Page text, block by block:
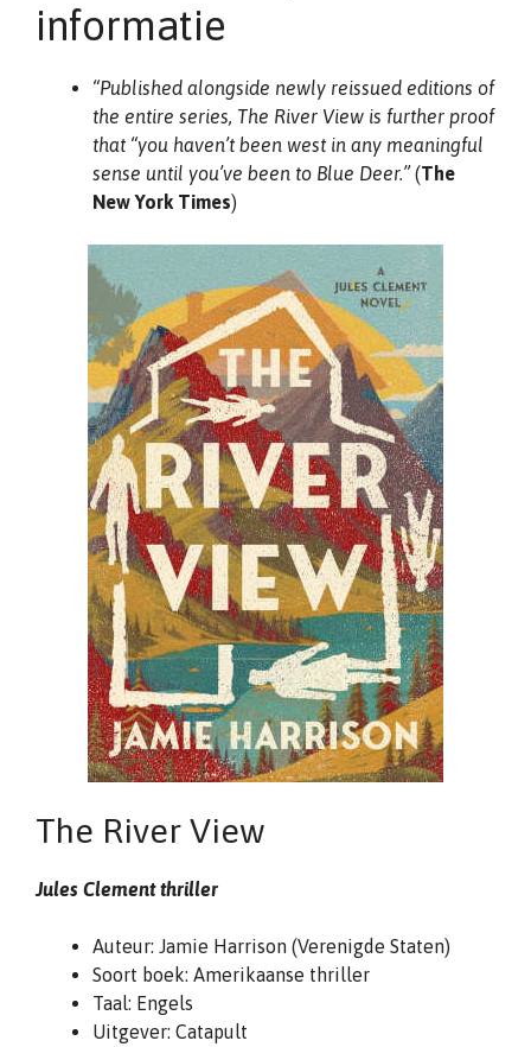
informatie
“Published alongside newly reissued editions of
the entire series, The River View is further proof
that “you haven’t been west in any meaningful
sense until you’ve been to Blue Deer.”(The
New York Times)
The River View
Jules Clement thriller
Auteur: Jamie Harrison (Verenigde Staten)
Soort boek: Amerikaanse thriller
Taal: Engels
Uitgever: Catapult